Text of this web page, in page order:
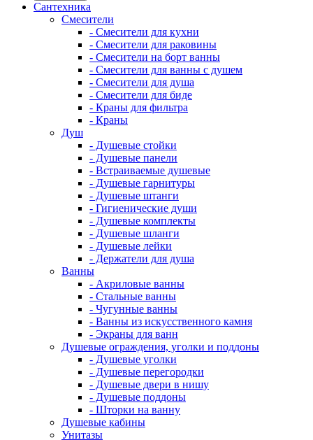
Сантехника
Смесители
- Смесители для кухни
- Смесители для раковины
- Смесители на борт ванны
- Смесители для ванны с душем
- Смесители для душа
- Смесители для биде
- Краны для фильтра
- Краны
Душ
- Душевые стойки
- Душевые панели
- Встраиваемые душевые
- Душевые гарнитуры
- Душевые штанги
- Гигиенические души
- Душевые комплекты
- Душевые шланги
- Душевые лейки
- Держатели для душа
Ванны
- Акриловые ванны
- Стальные ванны
- Чугунные ванны
- Ванны из искусственного камня
- Экраны для ванн
Душевые ограждения, уголки и поддоны
- Душевые уголки
- Душевые перегородки
- Душевые двери в нишу
- Душевые поддоны
- Шторки на ванну
Душевые кабины
Унитазы